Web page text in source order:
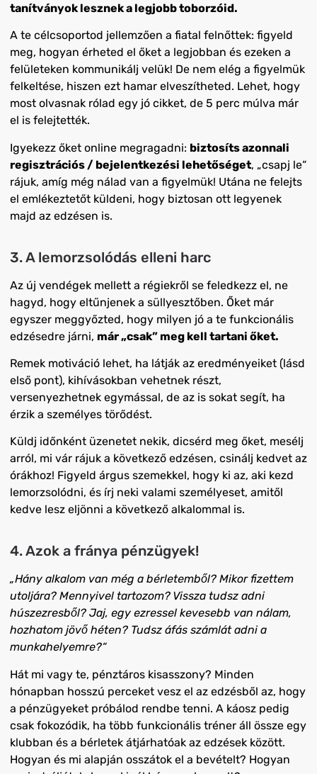
tanítványok lesznek a legjobb toborzóid.
A te célcsoportod jellemzően a fiatal felnőttek: figyeld
meg, hogyan érheted el őket a legjobban és ezeken a
felületeken kommunikálj velük! De nem elég a figyelmük
felkeltése, hiszen ezt hamar elveszítheted. Lehet, hogy
most olvasnak rólad egy jó cikket, de 5 perc múlva már
el is felejtették.
Igyekezz őket online megragadni: biztosíts azonnali
regisztrációs / bejelentkezési lehetőséget, „csapj le“
rájuk, amíg még nálad van a figyelmük! Utána ne felejts
el emlékeztetőt küldeni, hogy biztosan ott legyenek
majd az edzésen is.
3. A lemorzsolódás elleni harc
Az új vendégek mellett a régiekről se feledkezz el, ne
hagyd, hogy eltűnjenek a süllyesztőben. Őket már
egyszer meggyőzted, hogy milyen jó a te funkcionális
edzésedre járni, már „csak” meg kell tartani őket.
Remek motiváció lehet, ha látják az eredményeiket (lásd
első pont), kihívásokban vehetnek részt,
versenyezhetnek egymással, de az is sokat segít, ha
érzik a személyes törődést.
Küldj időnként üzenetet nekik, dicsérd meg őket, mesélj
arról, mi vár rájuk a következő edzésen, csinálj kedvet az
órákhoz! Figyeld árgus szemekkel, hogy ki az, aki kezd
lemorzsolódni, és írj neki valami személyeset, amitől
kedve lesz eljönni a következő alkalommal is.
4. Azok a fránya pénzügyek!
„Hány alkalom van még a bérletemből? Mikor fizettem
utoljára? Mennyivel tartozom? Vissza tudsz adni
húszezresből? Jaj, egy ezressel kevesebb van nálam,
hozhatom jövő héten? Tudsz áfás számlát adni a
munkahelyemre?“
Hát mi vagy te, pénztáros kisasszony? Minden
hónapban hosszú perceket vesz el az edzésből az, hogy
a pénzügyeket próbálod rendbe tenni. A káosz pedig
csak fokozódik, ha több funkcionális tréner áll össze egy
klubban és a bérletek átjárhatóak az edzések között.
Hogyan és mi alapján osszátok el a bevételt? Hogyan